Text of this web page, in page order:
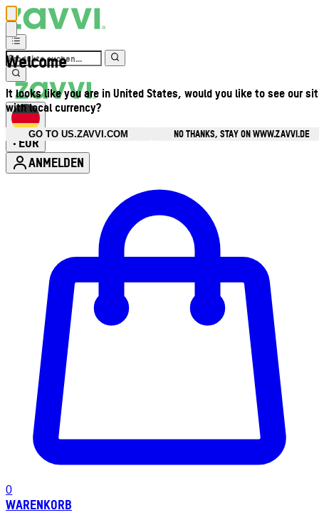
Welcome
It looks like you are in United States, would you like to see our
with local currency?
GO TO US.ZAVVI.COM
NO THANKS, STAY ON WWW.ZAVVI.DE
• EUR
ANMELDEN
0
WARENKORB